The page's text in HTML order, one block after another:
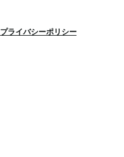
プライバシーポリシー